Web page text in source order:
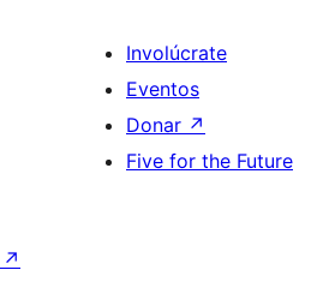
Involúcrate
Eventos
Donar ↗
Five for the Future
↗